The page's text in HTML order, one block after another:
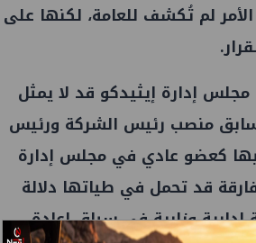
لم تُكشف للعامة، لكنها على
إدارة إيثيدكو قد لا يمثل
منصب رئيس الشركة ورئيس
كعضو عادي في مجلس إدارة
قد تحمل في طياتها دلالة
وزارية في سياق إعادة